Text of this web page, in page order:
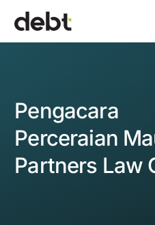
Pengacara
Perceraian
Partners Law